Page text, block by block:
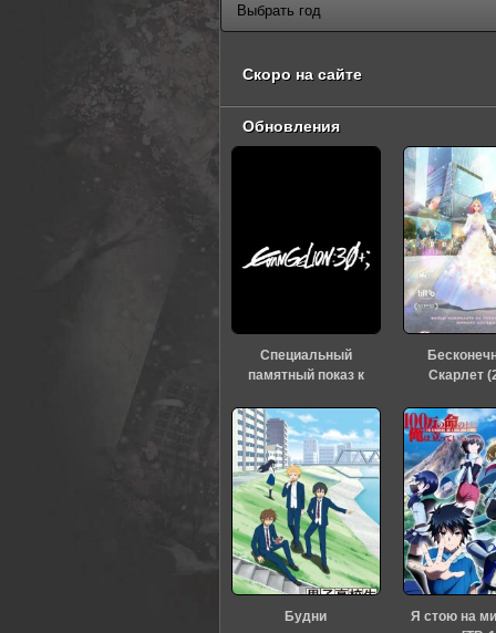
Скоро на сайте
Обновления
Специальный
памятный показ к
«Евангелиона» (2026)
Скарлет
Будни
Я стою на